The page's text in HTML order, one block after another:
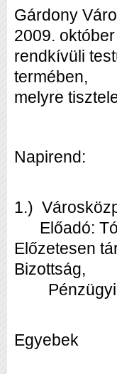
Gárdony
2009.
rendkívüli
termében,
melyre
Napirend:
1.)
Előadó:
Előzetesen
Bizottság,
Pénzügyi
Egyebek